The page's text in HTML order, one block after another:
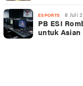
ESPORTS 8 Juli
PB ESI
untuk Asian